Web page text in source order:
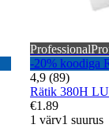
Professional
-20% koodiga
4,9 (89)
Rätik 380H
€1.89
1 värv1 suurus